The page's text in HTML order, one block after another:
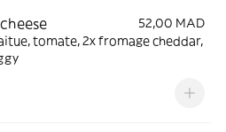
52,00 MAD
tomate, 2x fromage cheddar,